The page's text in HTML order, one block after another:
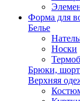
Форма для
Белье
Носки
Брюки,
Верхняя